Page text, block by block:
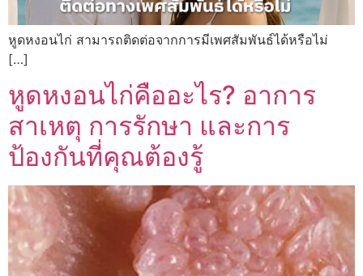
หูดหงอนไก่ สามารถติดต่อจากการมีเพศสัมพันธ์ได้หรือไม่
[…]
หูดหงอนไก่คืออะไร? อาการ
สาเหตุ การรักษา และการ
ป้องกันที่คุณต้องรู้